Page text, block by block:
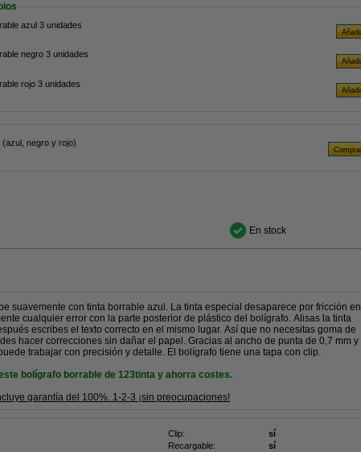
123tinta Recambio de bolígrafo borrable azul 3 unidades
negro 3 unidades
rojo 3 unidades
negro y rojo)
En stock
suavemente con tinta borrable azul. La tinta especial desaparece por fricción en
cualquier error con la parte posterior de plástico del bolígrafo. Alisas la tinta
escribes el texto correcto en el mismo lugar. Así que no necesitas goma de
hacer correcciones sin dañar el papel. Gracias al ancho de punta de 0,7 mm y
trabajar con precisión y detalle. El bolígrafo tiene una tapa con clip.
bolígrafo borrable de 123tinta y ahorra costes.
garantía del 100%. 1-2-3 ¡sin preocupaciones!
Clip:
sí
Recargable:
sí